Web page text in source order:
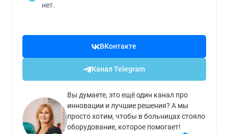
нет.
ВКонтакте
Канал Telegram
Вы думаете, это ещё один канал про
инновации и лучшие решения? А мы
просто хотим, чтобы в больницах стояло
оборудование, которое помогает!